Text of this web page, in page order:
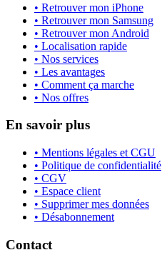
• Retrouver mon iPhone
• Retrouver mon Samsung
• Retrouver mon Android
• Localisation rapide
• Nos services
• Les avantages
• Comment ça marche
• Nos offres
En savoir plus
• Mentions légales et CGU
• Politique de confidentialité
• CGV
• Espace client
• Supprimer mes données
• Désabonnement
Contact